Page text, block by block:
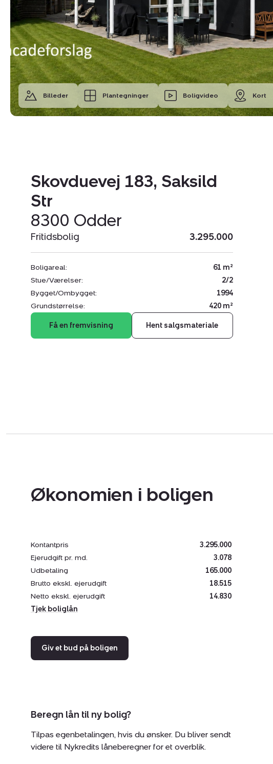
Billeder Plantegninger Boligvideo Kort
Skovduevej 183, Saksild
Str
8300 Odder
Fritidsbolig 3.295.000
Boligareal:
61 m²
Stue/Værelser:
2/2
Bygget/Ombygget:
1994
Grundstørrelse:
420 m²
Få en fremvisning Hent salgsmateriale
Økonomien i boligen
Kontantpris
3.295.000
Ejerudgift pr. md.
3.078
Udbetaling
165.000
Brutto ekskl. ejerudgift
18.515
Netto ekskl. ejerudgift
14.830
Tjek boliglån
Giv et bud på boligen
Beregn lån til ny bolig?
Tilpas egenbetalingen, hvis du ønsker. Du bliver sendt
videre til Nykredits låneberegner for et overblik.